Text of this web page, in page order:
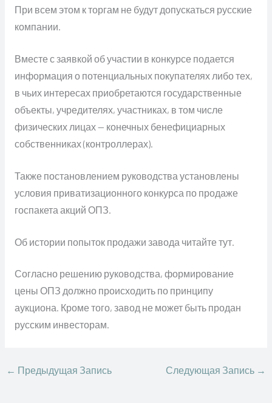
При всем этом к торгам не будут допускаться русские
компании.
Вместе с заявкой об участии в конкурсе подается
информация о потенциальных покупателях либо тех,
в чьих интересах приобретаются государственные
объекты, учредителях, участниках, в том числе
физических лицах — конечных бенефициарных
собственниках (контроллерах).
Также постановлением руководства установлены
условия приватизационного конкурса по продаже
госпакета акций ОПЗ.
Об истории попыток продажи завода читайте тут.
Согласно решению руководства, формирование
цены ОПЗ должно происходить по принципу
аукциона. Кроме того, завод не может быть продан
русским инвесторам.
← Предыдущая Запись Следующая Запись →